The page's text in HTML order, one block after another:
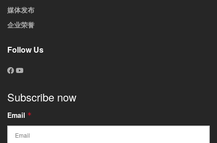
媒体发布
企业荣誉
Follow Us
Subscribe now
Email *